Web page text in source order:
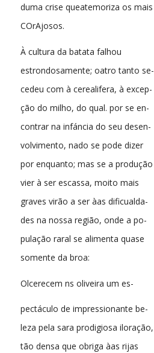
duma crise queatemoriza os mais
COrAjosos.
À cultura da batata falhou
estrondosamente; oatro tanto se-
cedeu com à cerealifera, à excep-
ção do milho, do qual. por se en-
contrar na infáncia do seu desen-
volvimento, nado se pode dizer
por enquanto; mas se a produção
vier à ser escassa, moito mais
graves virão a ser àas dificualda-
des na nossa região, onde a po-
pulação raral se alimenta quase
somente da broa:
Olcerecem ns oliveira um es-
pectáculo de impressionante be-
leza pela sara prodigiosa iloração,
tão densa que obriga àas rijas